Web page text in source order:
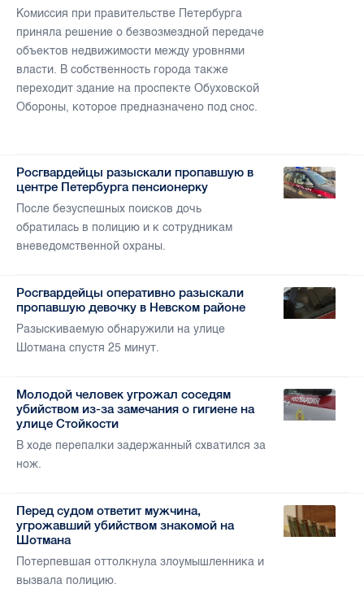
Комиссия при правительстве Петербурга
приняла решение о безвозмездной передаче
объектов недвижимости между уровнями
власти. В собственность города также
переходит здание на проспекте Обуховской
Обороны, которое предназначено под снос.
Росгвардейцы разыскали пропавшую в
центре Петербурга пенсионерку
После безуспешных поисков дочь
обратилась в полицию и к сотрудникам
вневедомственной охраны.
Росгвардейцы оперативно разыскали
пропавшую девочку в Невском районе
Разыскиваемую обнаружили на улице
Шотмана спустя 25 минут.
Молодой человек угрожал соседям
убийством из-за замечания о гигиене на
улице Стойкости
В ходе перепалки задержанный схватился за
нож.
Перед судом ответит мужчина,
угрожавший убийством знакомой на
Шотмана
Потерпевшая оттолкнула злоумышленника и
вызвала полицию.